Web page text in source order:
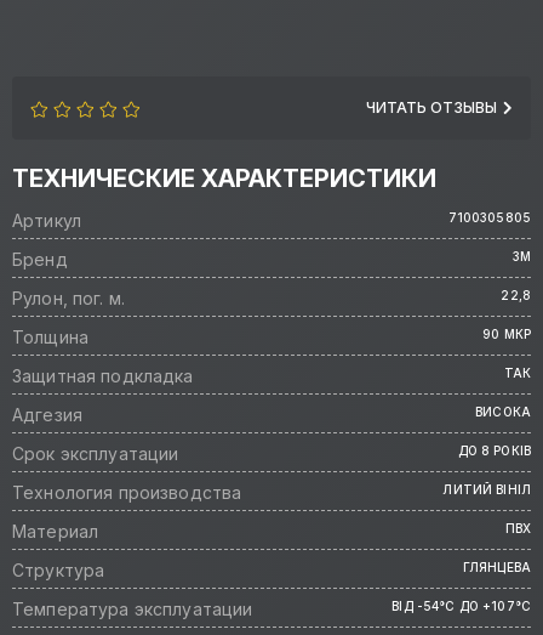
ЧИТАТЬ ОТЗЫВЫ
ТЕХНИЧЕСКИЕ ХАРАКТЕРИСТИКИ
Артикул 7100305805
Бренд 3M
Рулон, пог. м. 22,8
Толщина 90 МКР
Защитная подкладка ТАК
Адгезия ВИСОКА
Срок эксплуатации ДО 8 РОКІВ
Технология производства ЛИТИЙ ВІНІЛ
Материал ПВХ
Структура ГЛЯНЦЕВА
Температура эксплуатации ВІД -54°C ДО +107°C